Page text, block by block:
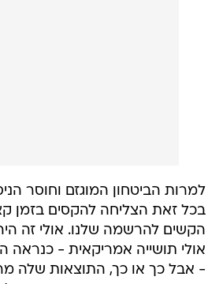
למרות הביטחון המוגזם וחוסר
בכל זאת הצליחה להקסים בזמן
הקשים להרשמה שלנו. אולי זה
אולי תושייה אמריקאית - כנראה
- אבל כך או כך, התוצאות שלה